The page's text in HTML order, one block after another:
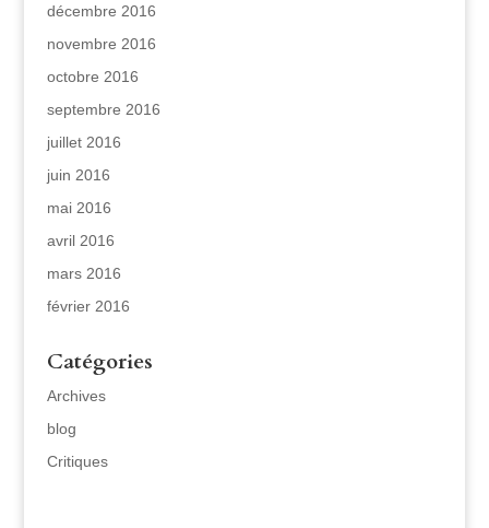
décembre 2016
novembre 2016
octobre 2016
septembre 2016
juillet 2016
juin 2016
mai 2016
avril 2016
mars 2016
février 2016
Catégories
Archives
blog
Critiques